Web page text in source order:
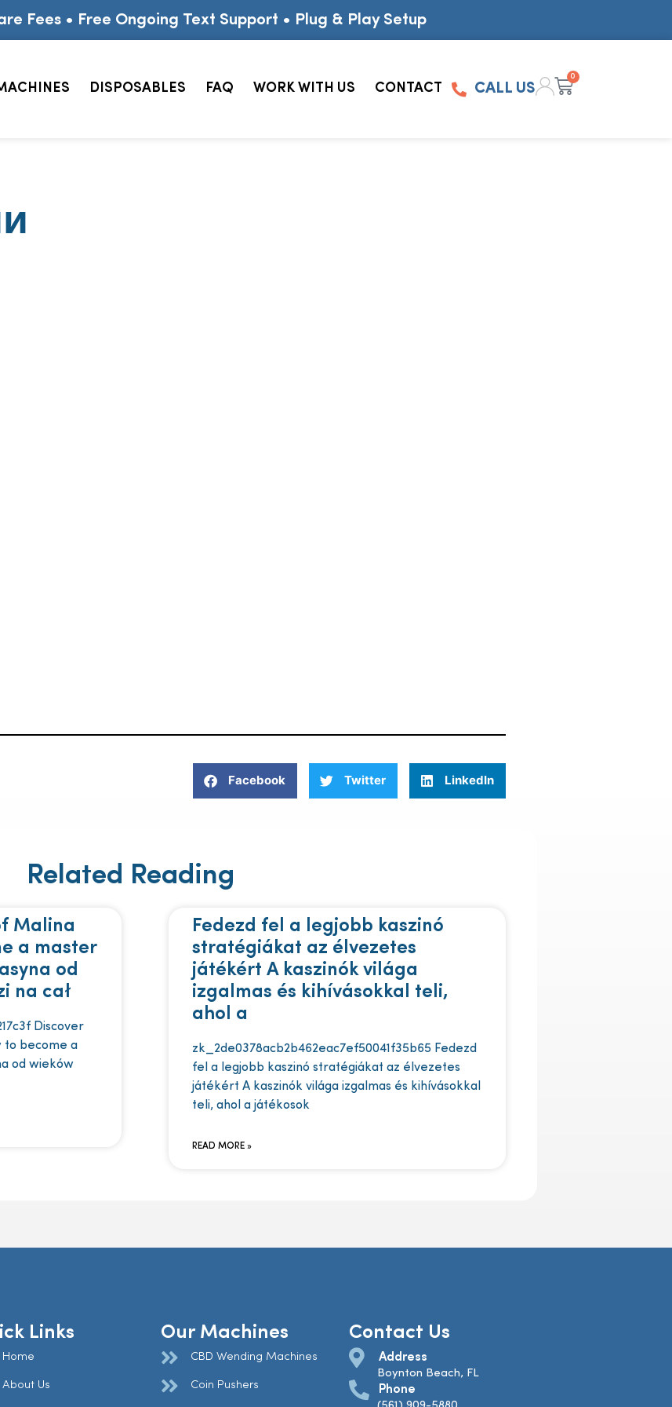
Fees • Free Ongoing Text Support • Plug & Play Setup
DISPOSABLES FAQ WORK WITH US CONTACT CALL US
0
Facebook Twitter LinkedIn
Related Reading
Malina
a master
od
na cał
Discover
to become a
od wieków
Fedezd fel a legjobb kaszinó
stratégiákat az élvezetes
játékért A kaszinók világa
izgalmas és kihívásokkal teli,
ahol a
zk_2de0378acb2b462eac7ef50041f35b65 Fedezd
fel a legjobb kaszinó stratégiákat az élvezetes
játékért A kaszinók világa izgalmas és kihívásokkal
teli, ahol a játékosok
READ MORE »
Links
Home
About Us
Our Machines
CBD Wending Machines
Coin Pushers
Contact Us
Address
Boynton Beach, FL
Phone